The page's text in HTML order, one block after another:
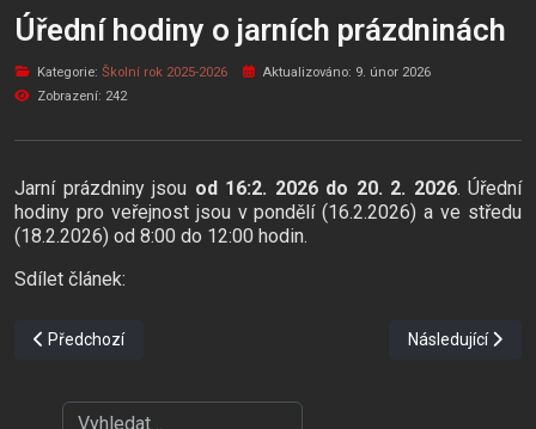
Úřední hodiny o jarních prázdninách
Kategorie:Školní rok 2025-2026
Aktualizováno: 9. únor 2026
Zobrazení: 242
Jarní prázdniny jsou od 16:2. 2026 do 20. 2. 2026. Úřední
hodiny pro veřejnost jsou v pondělí (16.2.2026) a ve středu
(18.2.2026) od 8:00 do 12:00 hodin.
Sdílet článek:
Předchozí článek: Goethe Zertifikat B2
Předchozí Další článek:
Následující
?